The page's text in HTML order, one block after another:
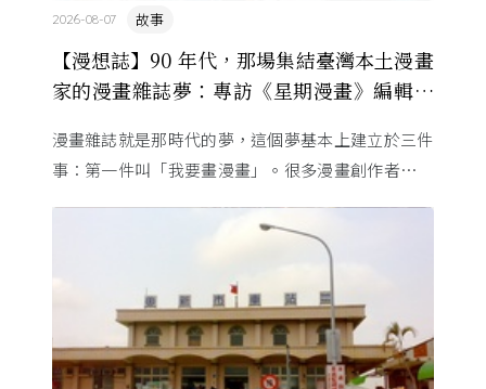
【漫想誌】90 年代，那場集結臺灣本土漫畫
家的漫畫雜誌夢：專訪《星期漫畫》編輯黃
故事
2026-08-07
漫畫雜誌就是那時代的夢，這個夢基本上建立於三件
事：第一件叫「我要畫漫畫」。很多漫畫創作者從小